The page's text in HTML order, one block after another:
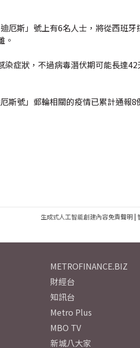
厄斯」號上有6名人士，將從西班
。
染症狀，不過病毒潛伏期可能長達
斯號」郵輪相關的疫情已累計通報8
生成式人工智能創建內容免責聲明|
METROFINANCE.BIZ
財經台
知訊台
Metro Plus
MBO TV
新城八大家